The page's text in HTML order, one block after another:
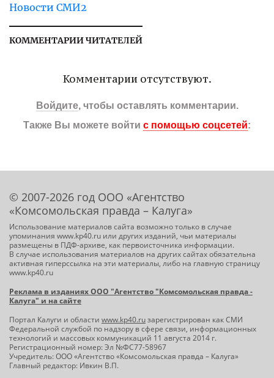
Новости СМИ2
КОММЕНТАРИИ ЧИТАТЕЛЕЙ
Комментарии отсутствуют.
Войдите, чтобы оставлять комментарии.
Также Вы можете войти с помощью соцсетей:
© 2007-2026 год ООО «Агентство
«Комсомольская правда – Калуга»
Использование материалов сайта возможно только в случае
упоминания www.kp40.ru или других изданий, чьи материалы
размещены в ПДФ-архиве, как первоисточника информации.
В случае использования материалов на других сайтах обязательна
активная гиперссылка на эти материалы, либо на главную страницу
www.kp40.ru
Реклама в изданиях ООО "Агентство "Комсомольская правда -
Калуга" и на сайте
Портал Калуги и области www.kp40.ruзарегистрирован как СМИ
Федеральной службой по надзору в сфере связи, информационных
технологий и массовых коммуникаций 11 августа 2014 г.
Регистрационный номер: Эл №ФС77-58967
Учредитель: ООО «Агентство «Комсомольская правда – Калуга»
Главный редактор: Ивкин В.П.